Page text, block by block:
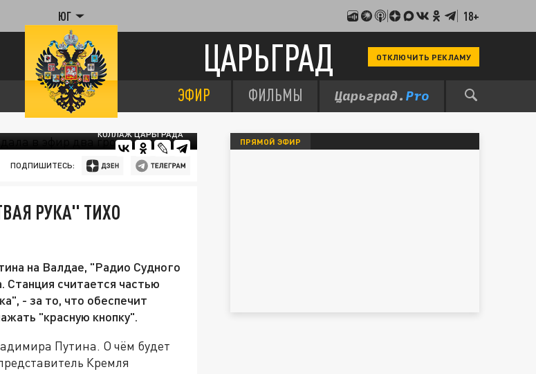
ЮГ 18+
ЦАРЬГРАД ОТКЛЮЧИТЬ РЕКЛАМУ
ЭФИР ФИЛЬМЫ
КОЛЛАЖ ЦАРЬГРАДА
ПОДПИШИТЕСЬ:
РУКА" ТИХО
на Валдае, "Радио Судного
считается частью
- за то, что обеспечит
"красную кнопку".
Путина. О чём будет
Кремля
ПРЯМОЙ ЭФИР